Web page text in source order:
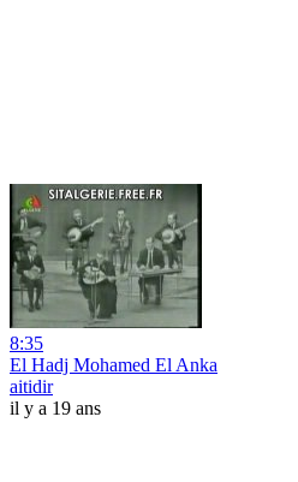
8:35
El Hadj Mohamed El Anka
aitidir
il y a 19 ans